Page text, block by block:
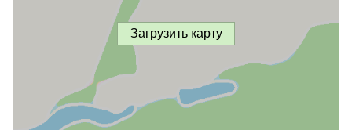
Загрузить карту